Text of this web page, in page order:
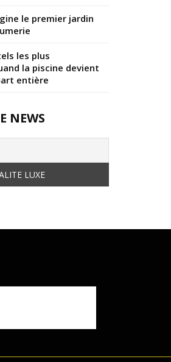
le premier jardin
les plus
la piscine devient
entière
NEWS